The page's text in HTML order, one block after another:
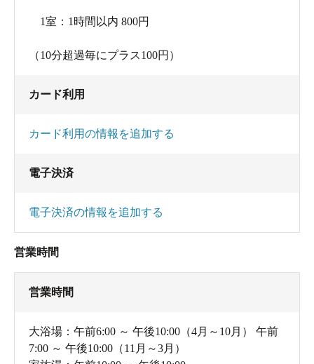
0.2mg、ﾌｯ化物ｲｵﾝ4.0mg、塩化物ｲｵﾝ189.4mg、臭化
647.3mg、ﾒﾀｹｲ酸63.8mg、ﾒﾀﾎｳ酸73.5mg、遊離二酸
1室：1時間以内 800円
（10分超過毎にプラス100円）
カード利用
カード利用の情報を追加する
電子決済
電子決済の情報を追加する
営業時間
営業時間
大浴場：午前6:00 ～ 午後10:00（4月～10月） 午前
7:00 ～ 午後10:00（11月～3月）